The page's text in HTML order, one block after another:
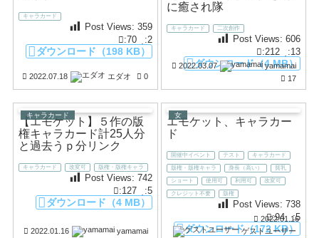
キャラカード
Post Views: 359
:70
:2
2022.07.18 エダオ 0
ダウンロード（198 KB）
に癒され隊
キャラカード 二次創作
Post Views: 606
:212
:13
2022.03.07
yamamai
17
ダウンロード（4 MB）
キャラカード
【エモケット】５作の版
権キャラカード計25人分
と過去うｐ分リンク
キャラカード 改変可 版権・版権キャラ
Post Views: 742
:127
:5
2022.01.16
yamamai
ダウンロード（4 MB）
女
エモケット、キャラカー
ド
開催中イベント テスト
キャラカード
版権・版権キャラ
身長（高い）
貧乳
ショート
使用可 利用可
改変可
クレジット不要
版権
Post Views: 738
:94
:5
2022.01.16
ゲストユーザー
ダウンロード（172 KB）